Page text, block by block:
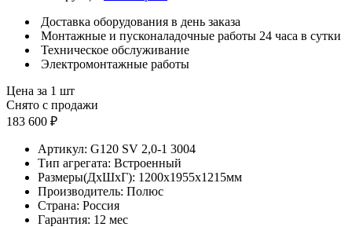
Доставка оборудования в день заказа
Монтажные и пусконаладочные работы 24 часа в сутки
Техническое обслуживание
Электромонтажные работы
Цена за 1 шт
Снято с продажи
183 600 ₽
Артикул: G120 SV 2,0-1 3004
Тип агрегата: Встроенный
Размеры(ДхШхГ): 1200x1955x1215мм
Производитель: Полюс
Страна: Россия
Гарантия: 12 мес